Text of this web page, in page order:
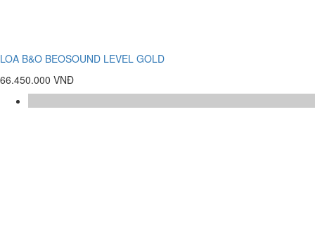
LOA B&O BEOSOUND LEVEL GOLD
66.450.000 VNĐ